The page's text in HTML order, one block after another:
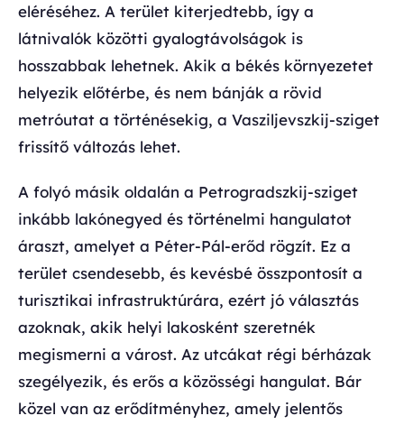
eléréséhez. A terület kiterjedtebb, így a
látnivalók közötti gyalogtávolságok is
hosszabbak lehetnek. Akik a békés környezetet
helyezik előtérbe, és nem bánják a rövid
metróutat a történésekig, a Vasziljevszkij-sziget
frissítő változás lehet.
A folyó másik oldalán a Petrogradszkij-sziget
inkább lakónegyed és történelmi hangulatot
áraszt, amelyet a Péter-Pál-erőd rögzít. Ez a
terület csendesebb, és kevésbé összpontosít a
turisztikai infrastruktúrára, ezért jó választás
azoknak, akik helyi lakosként szeretnék
megismerni a várost. Az utcákat régi bérházak
szegélyezik, és erős a közösségi hangulat. Bár
közel van az erődítményhez, amely jelentős